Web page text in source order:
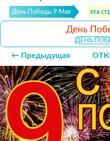
День Победы 9 Мая эта
День
ДЕНЬ
← Предыдущая